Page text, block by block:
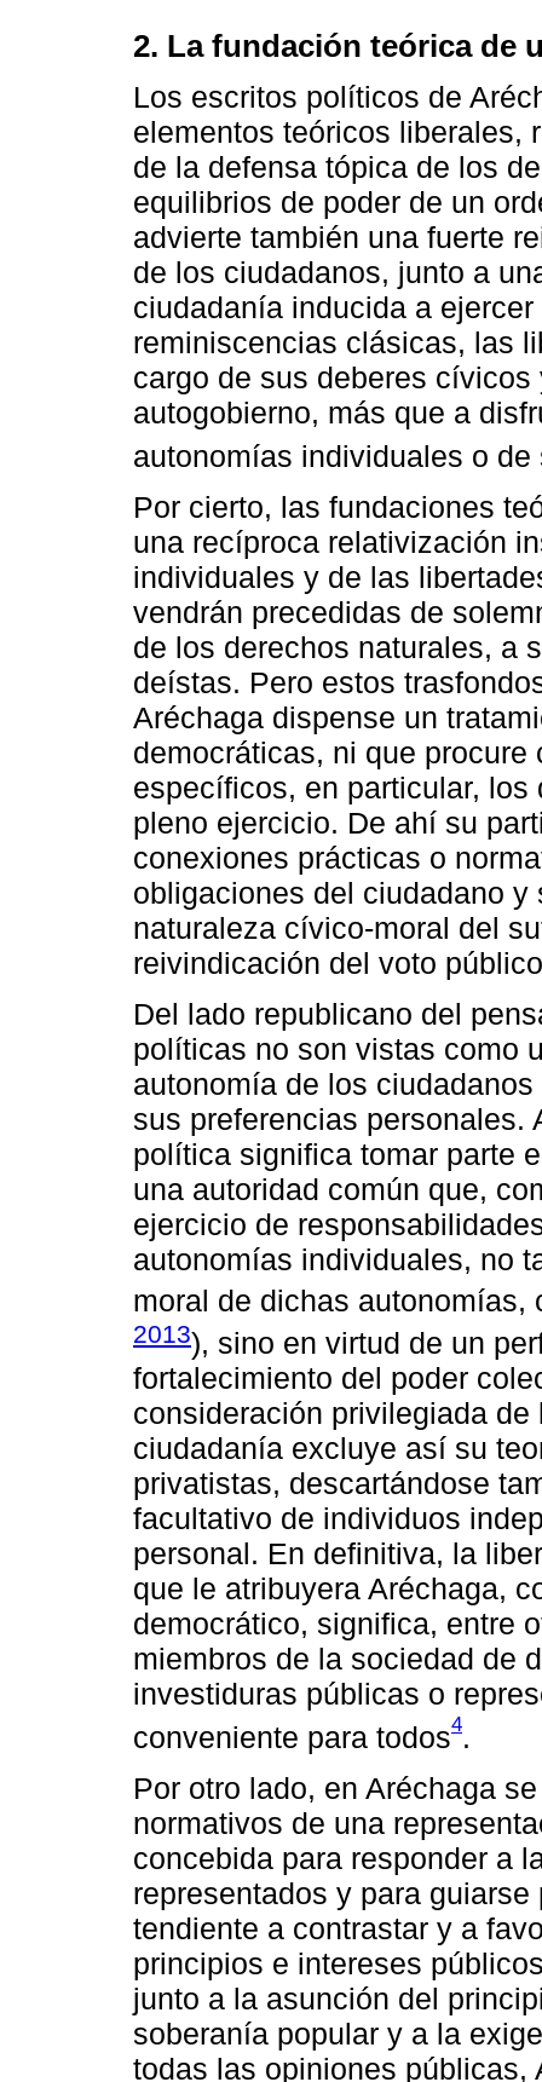
2. La fundación teórica de
Los escritos políticos de
elementos teóricos liberales,
de la defensa tópica de los
equilibrios de poder de un
advierte también una fuerte
de los ciudadanos, junto a
ciudadanía inducida a
reminiscencias clásicas, las
cargo de sus deberes
autogobierno, más que a
autonomías individuales o
Por cierto, las fundaciones
una recíproca relativización
individuales y de las
vendrán precedidas de
de los derechos naturales, a
deístas. Pero estos
Aréchaga dispense un
democráticas, ni que
específicos, en particular,
pleno ejercicio. De ahí su
conexiones prácticas o
obligaciones del ciudadano
naturaleza cívico-moral del
reivindicación del voto
Del lado republicano del
políticas no son vistas como
autonomía de los
sus preferencias personales.
política significa tomar parte
una autoridad común que,
ejercicio de
autonomías individuales, no
moral de dichas autonomías,
2013), sino en virtud de un
fortalecimiento del poder
consideración privilegiada
ciudadanía excluye así su
privatistas, descartándose
facultativo de individuos
personal. En definitiva, la
que le atribuyera Aréchaga,
democrático, significa, entre
miembros de la sociedad de
investiduras públicas o
conveniente para todos4.
Por otro lado, en Aréchaga
normativos de una
concebida para responder a
representados y para
tendiente a contrastar y a
principios e intereses
junto a la asunción del
soberanía popular y a la
todas las opiniones públicas,